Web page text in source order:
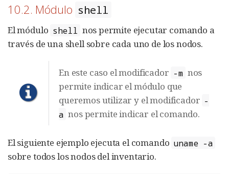
10.2. Módulo shell
El módulo shell nos permite ejecutar comando a
través de una shell sobre cada uno de los nodos.
En este caso el modificador -m nos
permite indicar el módulo que
queremos utilizar y el modificador -
a nos permite indicar el comando.
El siguiente ejemplo ejecuta el comando uname -a
sobre todos los nodos del inventario.